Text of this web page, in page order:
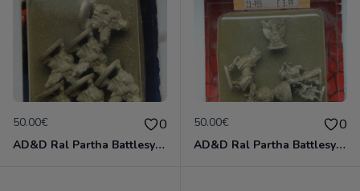
50.00€ 0
AD&D Ral Partha Battlesystem Miniatures Pack Iron Lord Dwarf Crossbowmen 11-854
50.00€ 0
AD&D Ral Partha Battlesystem Villains/Forgotten Realms 11-955 Miniatures